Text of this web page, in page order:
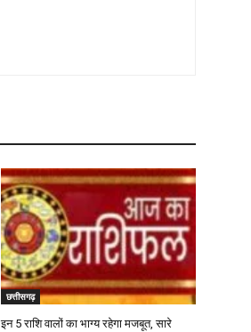
छत्तीसगढ़
इन 5 राशि वालों का भाग्य रहेगा मजबूत, सारे